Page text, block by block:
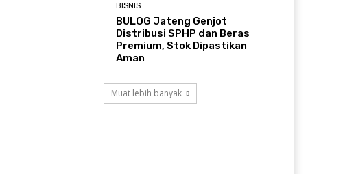
BISNIS
BULOG Jateng Genjot
Distribusi SPHP dan Beras
Premium, Stok Dipastikan
Aman
Muat lebih banyak